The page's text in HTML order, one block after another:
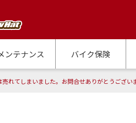
ンテナンス バイク保険
れてしまいました。お問合せありがとうござい